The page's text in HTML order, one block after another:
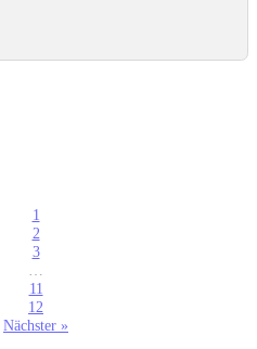
1
2
3
11
12
Nächster »